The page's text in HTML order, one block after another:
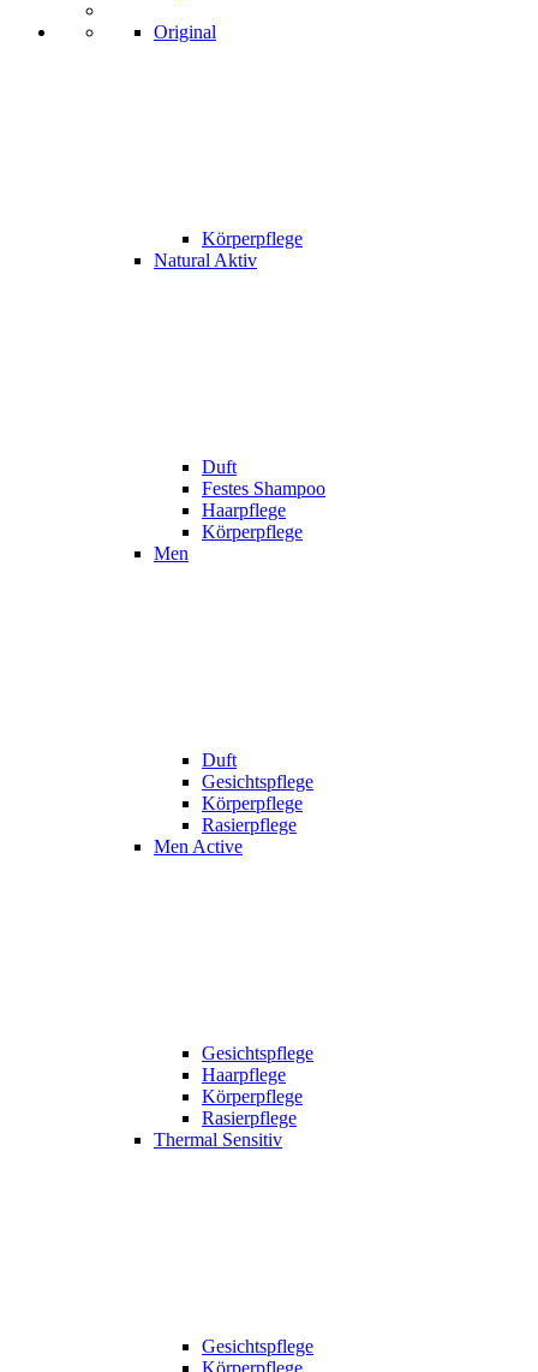
Original
Körperpflege
Natural Aktiv
Duft
Festes Shampoo
Haarpflege
Körperpflege
Men
Duft
Gesichtspflege
Körperpflege
Rasierpflege
Men Active
Gesichtspflege
Haarpflege
Körperpflege
Rasierpflege
Thermal Sensitiv
Gesichtspflege
Körperpflege